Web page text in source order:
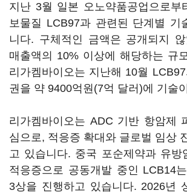
지난 3월 일본 오노약품공업으로부
보물질 LCB97과 관련된 단계별 기
니다. 구체적인 금액은 공개되지
매출액의 10% 이상에 해당하는 규
리가켐바이오는 지난해 10월
권을 약 9400억원(7억 달러)에 기술
리가켐바이오는 ADC 기반 항암제
심으로, 적응증 확대와 글로벌 임상
고 있습니다. 중국 포순제약과 유방
적응증으로 공동개발 중인 LCB14
3상을 진행하고 있습니다. 2026년